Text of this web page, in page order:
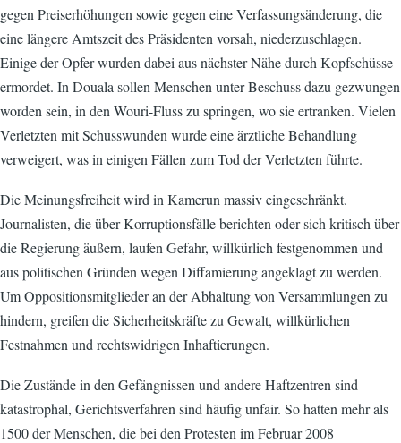
gegen Preiserhöhungen sowie gegen eine Verfassungsänderung, die
eine längere Amtszeit des Präsidenten vorsah, niederzuschlagen.
Einige der Opfer wurden dabei aus nächster Nähe durch Kopfschüsse
ermordet. In Douala sollen Menschen unter Beschuss dazu gezwungen
worden sein, in den Wouri-Fluss zu springen, wo sie ertranken. Vielen
Verletzten mit Schusswunden wurde eine ärztliche Behandlung
verweigert, was in einigen Fällen zum Tod der Verletzten führte.
Die Meinungsfreiheit wird in Kamerun massiv eingeschränkt.
Journalisten, die über Korruptionsfälle berichten oder sich kritisch über
die Regierung äußern, laufen Gefahr, willkürlich festgenommen und
aus politischen Gründen wegen Diffamierung angeklagt zu werden.
Um Oppositionsmitglieder an der Abhaltung von Versammlungen zu
hindern, greifen die Sicherheitskräfte zu Gewalt, willkürlichen
Festnahmen und rechtswidrigen Inhaftierungen.
Die Zustände in den Gefängnissen und andere Haftzentren sind
katastrophal, Gerichtsverfahren sind häufig unfair. So hatten mehr als
1500 der Menschen, die bei den Protesten im Februar 2008